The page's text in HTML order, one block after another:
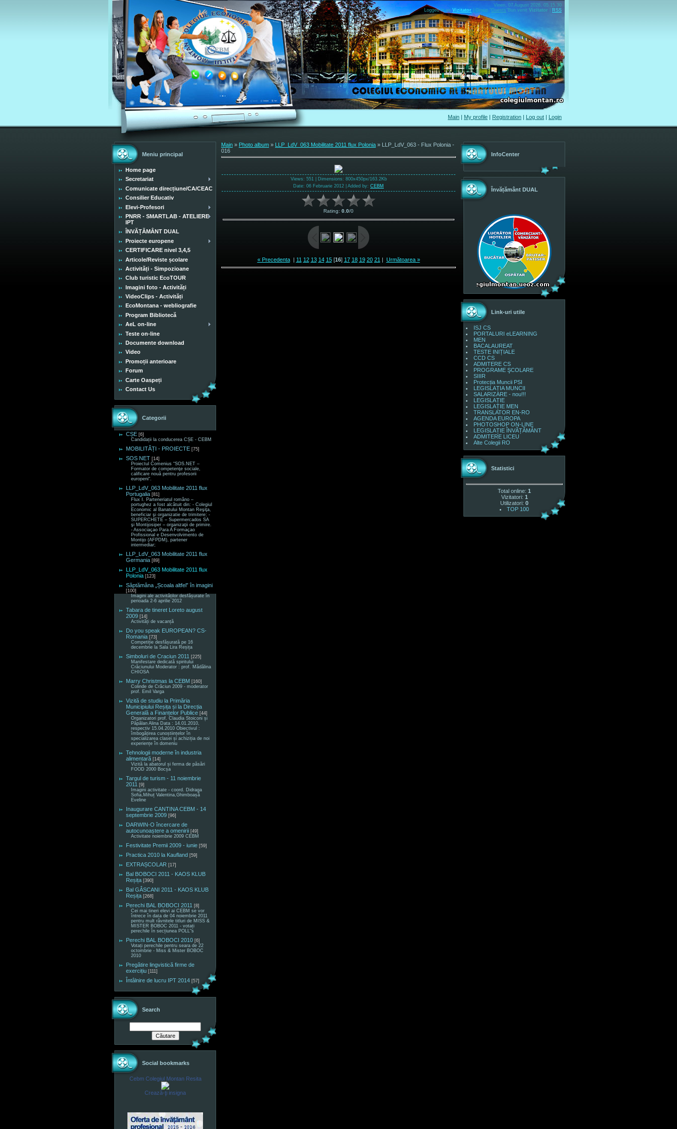
Vineri, 07 August 2026, 05.15.30
Logged in as Vizitator Group "Guests" Bun venit Vizitator RSS
Main | My profile | Registration | Log out | Login
Meniu principal
Home page
Secretariat
Comunicate direcțiune/CA/CEAC
Consilier Educativ
Elevi-Profesori
PNRR - SMARTLAB - ATELIERE
IPT
ÎNVĂȚĂMÂNT DUAL
Proiecte europene
CERTIFICARE nivel 3,4,5
Articole/Reviste școlare
Activități - Simpozioane
Club turistic EcoTOUR
Imagini foto - Activități
VideoClips - Activități
EcoMontana - webliografie
Program Bibliotecă
AeL on-line
Teste on-line
Documente download
Video
Promoții anterioare
Forum
Carte Oaspeți
Contact Us
Categorii
CȘE [6]
Candidații la conducerea CȘE - CEBM
MOBILITĂȚI - PROIECTE [75]
SOS NET [14]
Proiectul Comenius “SOS.NET –
Formator de competenţe sociale,
calificare nouă pentru profesorii
europeni“.
LLP_LdV_063 Mobilitate 2011 flux
Portugalia [81]
Flux I. Parteneriatul româno –
portughez a fost alcătuit din: - Colegiul
Economic al Banatului Montan Reşiţa,
beneficiar şi organizatie de trimitere; -
SUPERCHETE – Supermercados SA
şi Montijosiper – organizaţii de primire.
- Associaçao Para A Formaçao
Profissional e Desenvolvimento de
Montijo (AFPDM), partener
intermediar;
LLP_LdV_063 Mobilitate 2011 flux
Germania [89]
LLP_LdV_063 Mobilitate 2011 flux
Polonia [123]
Săptămâna „Școala altfel” în imagini
[100]
Imagini ale activităților desfășurate în
perioada 2-6 aprilie 2012
Tabara de tineret Loreto august
2009 [14]
Activități de vacanță
Do you speak EUROPEAN? CS-
Romania [73]
Competiție desfășurată pe 16
decembrie la Sala Lira Reșița
Simboluri de Craciun 2011 [225]
Manifestare dedicată spiritului
Crăciunului Moderator : prof. Mădălina
CHIOSA
Marry Christmas la CEBM [160]
Colinde de Crăciun 2009 - moderator
prof. Emil Varga
Vizită de studiu la Primăria
Municipiului Reșița și la Direcția
Generală a Finanțelor Publice [44]
Organizatori prof. Claudia Stoiconi și
Păpălan Alina Data : 14.01.2010,
respectiv 15.04.2010 Obiectivul :
îmbogățirea cunoștiințelor în
specializarea clasei și achiziția de noi
experiențe în domeniu
Tehnologii moderne în industria
alimentară [14]
Vizită la abatorul și ferma de păsări
FOOD 2000 Bocșa
Targul de turism - 11 noiembrie
2011 [9]
Imagini activitate - coord. Didraga
Sofia,Mihuț Valentina,Ghimboașă
Eveline
Inaugurare CANTINA CEBM - 14
septembrie 2009 [96]
DARWIN-O încercare de
autocunoaștere a omenirii [49]
Activitate noiembrie 2009 CEBM
Festivitate Premii 2009 - iunie [59]
Practica 2010 la Kaufland [59]
EXTRAȘCOLAR [17]
Bal BOBOCI 2011 - KAOS KLUB
Reșița [390]
Bal GÂSCANI 2011 - KAOS KLUB
Reșița [268]
Perechi BAL BOBOCI 2011 [8]
Cei mai tineri elevi ai CEBM se vor
întrece în data de 04 noiembrie 2011
pentru mult râvnitele titluri de MISS &
MISTER BOBOC 2011 - votați
perechile în secțiunea POLL"s
Perechi BAL BOBOCI 2010 [6]
Votați perechile pentru seara de 22
octombrie - Miss & Mister BOBOC
2010
Pregătire lingvistică firme de
exercițiu [111]
Întâlnire de lucru IPT 2014 [57]
Search
Social bookmarks
Cebm Colegiul Montan Resita
Crează-ţi insigna
Main » Photo album » LLP_LdV_063 Mobilitate 2011 flux Polonia » LLP_LdV_063 - Flux Polonia -
016
Views: 551 | Dimensions: 800x450px/163.2Kb
Date: 06 Februarie 2012 | Added by: CEBM
Rating: 0.0/0
« Precedenta| 11 12 13 14 15[16] 17 18 19 20 21 | Următoarea »
InfoCenter
Învățământ DUAL
Link-uri utile
ISJ CS
PORTALURI eLEARNING
MEN
BACALAUREAT
TESTE INIȚIALE
CCD CS
ADMITERE CS
PROGRAME ŞCOLARE
SIIIR
Protecția Muncii PSI
LEGISLAȚIA MUNCII
SALARIZARE - nou!!!
LEGISLAȚIE
LEGISLAȚIE MEN
TRANSLATOR EN-RO
AGENDA EUROPA
PHOTOSHOP ON-LINE
LEGISLAȚIE ÎNVĂȚĂMÂNT
ADMITERE LICEU
Alte Colegii RO
Statistici
Total online: 1
Vizitatori: 1
Utilizatori: 0
TOP 100